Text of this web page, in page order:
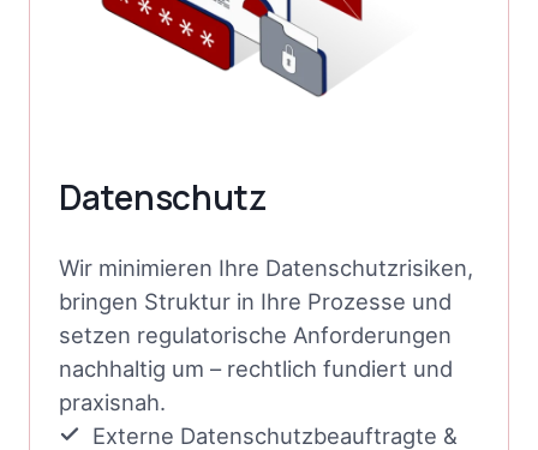
Datenschutz
Wir minimieren Ihre Datenschutzrisiken,
bringen Struktur in Ihre Prozesse und
setzen regulatorische Anforderungen
nachhaltig um – rechtlich fundiert und
praxisnah.
Externe Datenschutzbeauftragte &